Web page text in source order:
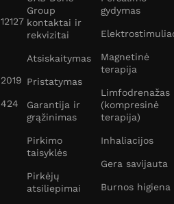
Group
kontaktai ir
rekvizitai
Atsiskaitymas
Pristatymas
Garantija ir
grąžinimas
Pirkimo
taisyklės
Pirkėjų
atsiliepimai
gydymas
Magnetinė
terapija
Limfodrenažas
(kompresinė
terapija)
Inhaliacijos
Gera savijauta
Burnos higiena